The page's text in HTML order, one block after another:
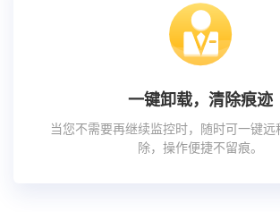
一键卸载，清除痕迹
当您不需要再继续监控时，随时可一键远
除，操作便捷不留痕。